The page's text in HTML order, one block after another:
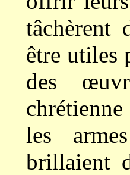
tâchèrent
être utiles
des
les
brillaient